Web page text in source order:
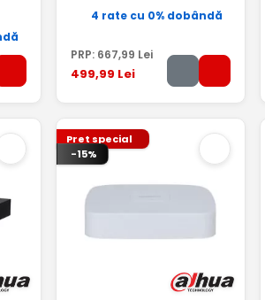
4 rate cu 0% dobândă
PRP: 667,99 Lei
499,99 Lei
Pret special
-15%